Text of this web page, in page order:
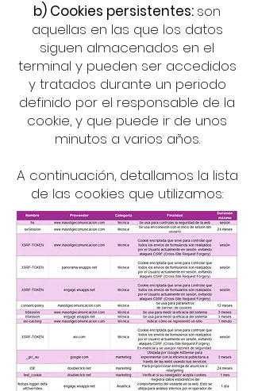
b) Cookies persistentes: son
aquellas en las que los datos
siguen almacenados en el
terminal y pueden ser accedidos
y tratados durante un periodo
definido por el responsable de la
cookie, y que puede ir de unos
minutos a varios años.
A continuación, detallamos la lista
de las cookies que utilizamos: